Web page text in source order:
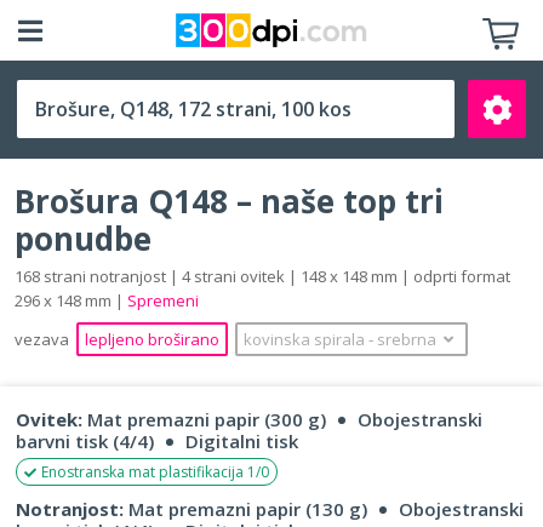
Q148 (148 x 148 mm)
Išči
Brošura Q148 – naše top tri
ponudbe
168 strani notranjost | 4 strani ovitek | 148 x 148 mm | odprti format
296 x 148 mm | Spremeni
vezava
lepljeno broširano kovinska spirala ‐ srebrna
Ovitek: Mat premazni papir (300 g)
Obojestranski
barvni tisk (4/4)
Digitalni tisk
Enostranska mat plastifikacija 1/0
Notranjost: Mat premazni papir (130 g)
Obojestranski